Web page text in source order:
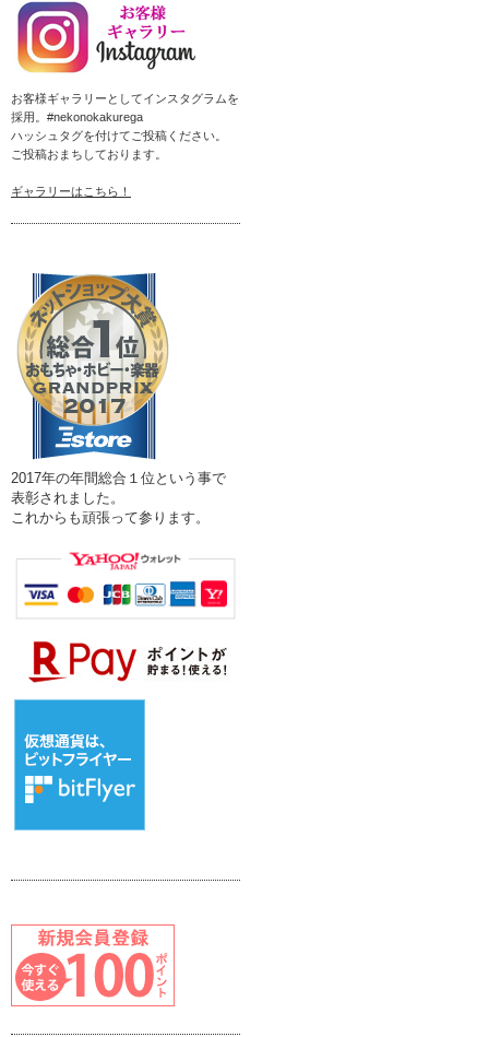
お客様ギャラリーとしてインスタグラムを
採用。#nekonokakurega
ハッシュタグを付けてご投稿ください。
ご投稿おまちしております。
ギャラリーはこちら！
2017年の年間総合１位という事で
表彰されました。
これからも頑張って参ります。